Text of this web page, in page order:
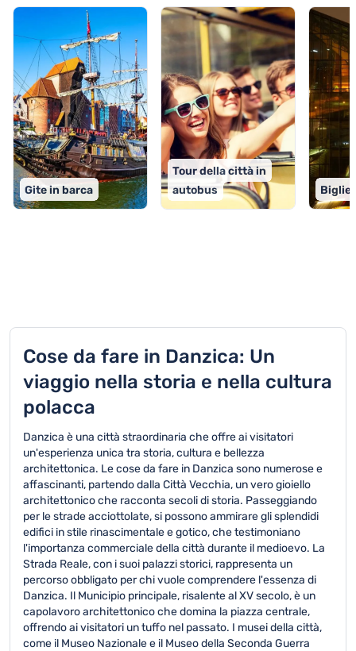
Gite in barca
Tour della città in
autobus
Cose da fare in Danzica: Un
viaggio nella storia e nella cultura
polacca
Danzica è una città straordinaria che offre ai visitatori
un'esperienza unica tra storia, cultura e bellezza
architettonica. Le cose da fare in Danzica sono numerose e
affascinanti, partendo dalla Città Vecchia, un vero gioiello
architettonico che racconta secoli di storia. Passeggiando
per le strade acciottolate, si possono ammirare gli splendidi
edifici in stile rinascimentale e gotico, che testimoniano
l'importanza commerciale della città durante il medioevo. La
Strada Reale, con i suoi palazzi storici, rappresenta un
percorso obbligato per chi vuole comprendere l'essenza di
Danzica. Il Municipio principale, risalente al XV secolo, è un
capolavoro architettonico che domina la piazza centrale,
offrendo ai visitatori un tuffo nel passato. I musei della città,
come il Museo Nazionale e il Museo della Seconda Guerra